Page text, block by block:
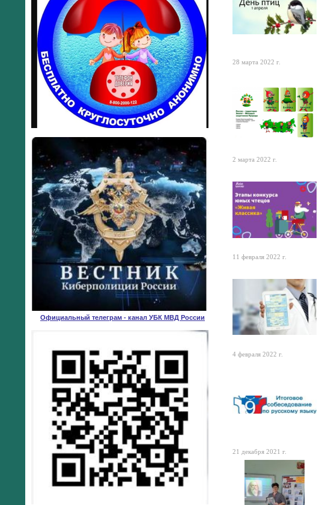
Официальный телеграм - канал УБК МВД России
28 марта 2022 г.
2 марта 2022 г.
11 февраля 2022 г.
4 февраля 2022 г.
21 декабря 2021 г.